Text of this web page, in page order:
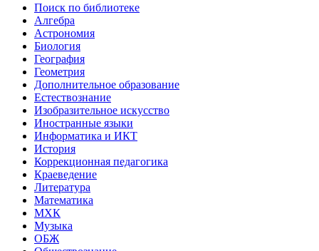
Поиск по библиотеке
Алгебра
Астрономия
Биология
География
Геометрия
Дополнительное образование
Естествознание
Изобразительное искусство
Иностранные языки
Информатика и ИКТ
История
Коррекционная педагогика
Краеведение
Литература
Математика
МХК
Музыка
ОБЖ